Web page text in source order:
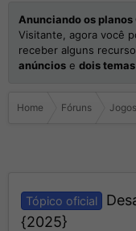
Anunciando os planos
Visitante, agora você
receber alguns
anúncios e dois
Home Fóruns Jogos
Tópico oficial
{2025}